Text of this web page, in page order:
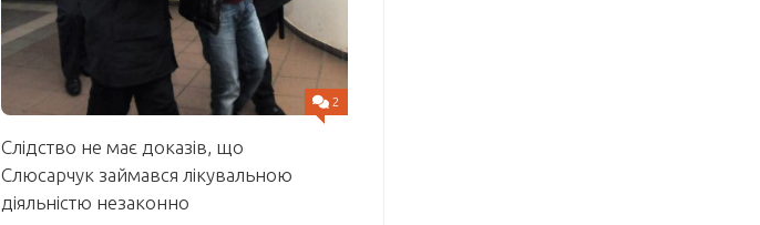
2
Слідство не має доказів, що
Слюсарчук займався лікувальною
діяльністю незаконно